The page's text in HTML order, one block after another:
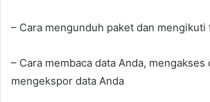
– Cara mengunduh paket dan mengikuti
– Cara membaca data Anda, mengakses
mengekspor data Anda